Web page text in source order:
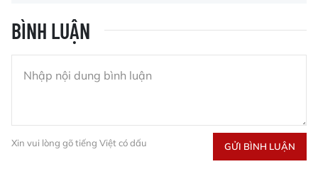
BÌNH LUẬN
Xin vui lòng gõ tiếng Việt có dấu GỬI BÌNH LUẬN